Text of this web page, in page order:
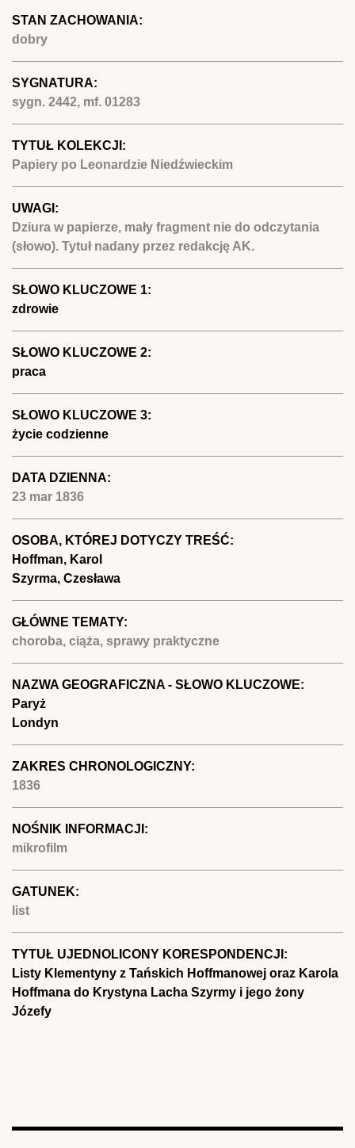
STAN ZACHOWANIA:
dobry
SYGNATURA:
sygn. 2442, mf. 01283
TYTUŁ KOLEKCJI:
Papiery po Leonardzie Niedźwieckim
UWAGI:
Dziura w papierze, mały fragment nie do odczytania
(słowo). Tytuł nadany przez redakcję AK.
SŁOWO KLUCZOWE 1:
zdrowie
SŁOWO KLUCZOWE 2:
praca
SŁOWO KLUCZOWE 3:
życie codzienne
DATA DZIENNA:
23 mar 1836
OSOBA, KTÓREJ DOTYCZY TREŚĆ:
Hoffman, Karol
Szyrma, Czesława
GŁÓWNE TEMATY:
choroba, ciąża, sprawy praktyczne
NAZWA GEOGRAFICZNA - SŁOWO KLUCZOWE:
Paryż
Londyn
ZAKRES CHRONOLOGICZNY:
1836
NOŚNIK INFORMACJI:
mikrofilm
GATUNEK:
list
TYTUŁ UJEDNOLICONY KORESPONDENCJI:
Listy Klementyny z Tańskich Hoffmanowej oraz Karola
Hoffmana do Krystyna Lacha Szyrmy i jego żony
Józefy